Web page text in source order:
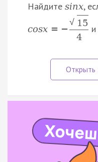
Найдите sinx,
cosx = −
√ 15
4
и